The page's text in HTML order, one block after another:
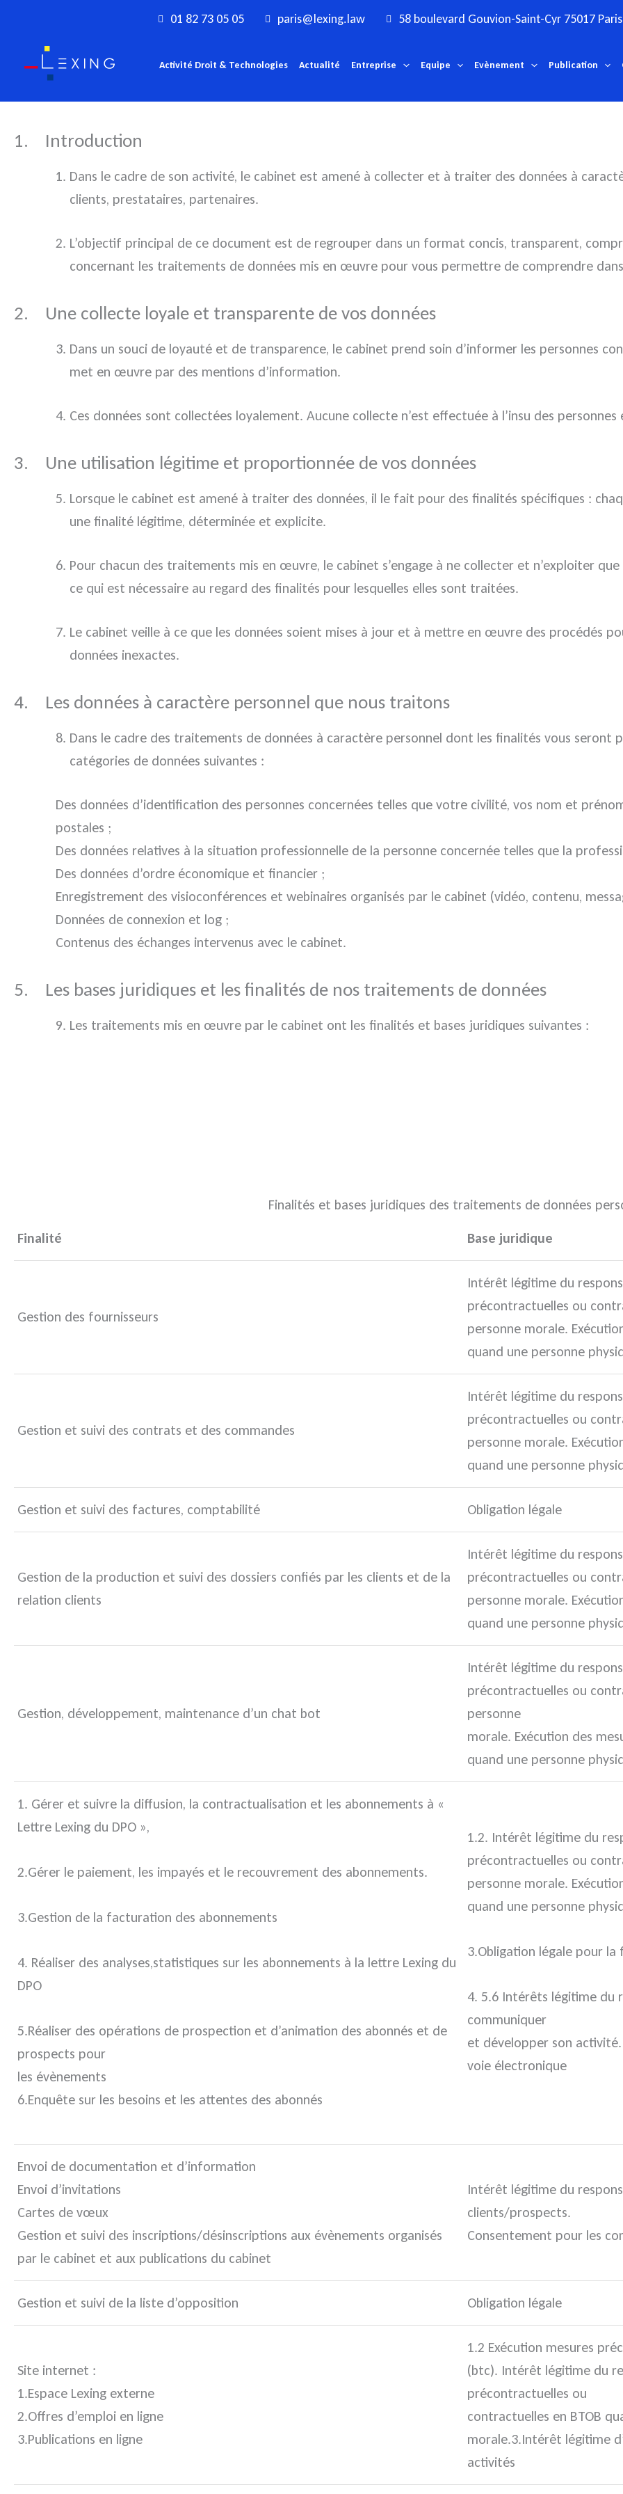
contenu
01 82 73 05 05 paris@lexing.law 58 boulevard Gouvion-Saint-Cyr 75017 Paris
Activité Droit & Technologies Actualité Entreprise Equipe Evènement Publication
1. Introduction
Dans le cadre de son activité, le cabinet est amené à collecter et à traiter des données à
clients, prestataires, partenaires.
L’objectif principal de ce document est de regrouper dans un format concis, transparent,
concernant les traitements de données mis en œuvre pour vous permettre de comprendre
2. Une collecte loyale et transparente de vos données
Dans un souci de loyauté et de transparence, le cabinet prend soin d’informer les personnes
met en œuvre par des mentions d’information.
Ces données sont collectées loyalement. Aucune collecte n’est effectuée à l’insu des
3. Une utilisation légitime et proportionnée de vos données
Lorsque le cabinet est amené à traiter des données, il le fait pour des finalités spécifiques :
une finalité légitime, déterminée et explicite.
Pour chacun des traitements mis en œuvre, le cabinet s’engage à ne collecter et n’exploiter
ce qui est nécessaire au regard des finalités pour lesquelles elles sont traitées.
Le cabinet veille à ce que les données soient mises à jour et à mettre en œuvre des procédés
données inexactes.
4. Les données à caractère personnel que nous traitons
Dans le cadre des traitements de données à caractère personnel dont les finalités vous
catégories de données suivantes :
Des données d’identification des personnes concernées telles que votre civilité, vos nom et
postales ;
Des données relatives à la situation professionnelle de la personne concernée telles que la
Des données d’ordre économique et financier ;
Enregistrement des visioconférences et webinaires organisés par le cabinet (vidéo, contenu,
Données de connexion et log ;
Contenus des échanges intervenus avec le cabinet.
5. Les bases juridiques et les finalités de nos traitements de données
Les traitements mis en œuvre par le cabinet ont les finalités et bases juridiques suivantes :
Finalités et bases juridiques des traitements de données
Finalité
Base juridique
Gestion des fournisseurs
Intérêt légitime du
précontractuelles ou
personne morale.
quand une personne
Gestion et suivi des contrats et des commandes
Intérêt légitime du
précontractuelles ou
personne morale.
quand une personne
Gestion et suivi des factures, comptabilité Obligation légale
Gestion de la production et suivi des dossiers confiés par les clients et de la
relation clients
Intérêt légitime du
précontractuelles ou
personne morale.
quand une personne
Gestion, développement, maintenance d’un chat bot
Intérêt légitime du
précontractuelles ou
personne
morale. Exécution des
quand une personne
1. Gérer et suivre la diffusion, la contractualisation et les abonnements à «
Lettre Lexing du DPO »,
2.Gérer le paiement, les impayés et le recouvrement des abonnements.
3.Gestion de la facturation des abonnements
4. Réaliser des analyses,statistiques sur les abonnements à la lettre Lexing du
DPO
5.Réaliser des opérations de prospection et d’animation des abonnés et de
prospects pour
les évènements
6.Enquête sur les besoins et les attentes des abonnés
1.2. Intérêt légitime du
précontractuelles ou
personne morale.
quand une personne
3.Obligation légale pour
4. 5.6 Intérêts légitime du
communiquer
et développer son
voie électronique
Envoi de documentation et d’information
Envoi d’invitations
Cartes de vœux
Gestion et suivi des inscriptions/désinscriptions aux évènements organisés
par le cabinet et aux publications du cabinet
Intérêt légitime du
clients/prospects.
Consentement pour les
Gestion et suivi de la liste d’opposition Obligation légale
Site internet :
1.Espace Lexing externe
2.Offres d’emploi en ligne
3.Publications en ligne
1.2 Exécution mesures
(btc). Intérêt légitime du
précontractuelles ou
contractuelles en BTOB
morale.3.Intérêt légitime
activités